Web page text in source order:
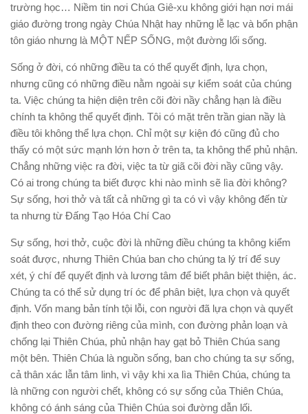
trường học… Niềm tin nơi Chúa Giê-xu không giới hạn nơi mái
giáo đường trong ngày Chúa Nhật hay những lễ lạc và bổn phận
tôn giáo nhưng là MỘT NẾP SỐNG, một đường lối sống.
Sống ở đời, có những điều ta có thể quyết định, lựa chọn,
nhưng cũng có những điều nằm ngoài sự kiểm soát của chúng
ta. Việc chúng ta hiện diện trên cõi đời nầy chẳng hạn là điều
chính ta không thể quyết định. Tôi có mặt trên trần gian nầy là
điều tôi không thể lựa chọn. Chỉ một sự kiện đó cũng đủ cho
thấy có một sức mạnh lớn hơn ở trên ta, ta không thể phủ nhận.
Chẳng những việc ra đời, việc ta từ giã cõi đời nầy cũng vậy.
Có ai trong chúng ta biết được khi nào mình sẽ lìa đời không?
Sự sống, hơi thở và tất cả những gì ta có vì vậy không đến từ
ta nhưng từ Ðấng Tạo Hóa Chí Cao
Sự sống, hơi thở, cuộc đời là những điều chúng ta không kiểm
soát được, nhưng Thiên Chúa ban cho chúng ta lý trí để suy
xét, ý chí để quyết định và lương tâm để biết phân biệt thiện, ác.
Chúng ta có thể sử dụng trí óc để phân biệt, lựa chọn và quyết
định. Vốn mang bản tính tội lỗi, con người đã lựa chọn và quyết
định theo con đường riêng của mình, con đường phản loạn và
chống lại Thiên Chúa, phủ nhận hay gạt bỏ Thiên Chúa sang
một bên. Thiên Chúa là nguồn sống, ban cho chúng ta sự sống,
cả thân xác lẫn tâm linh, vì vậy khi xa lìa Thiên Chúa, chúng ta
là những con người chết, không có sự sống của Thiên Chúa,
không có ánh sáng của Thiên Chúa soi đường dẫn lối.